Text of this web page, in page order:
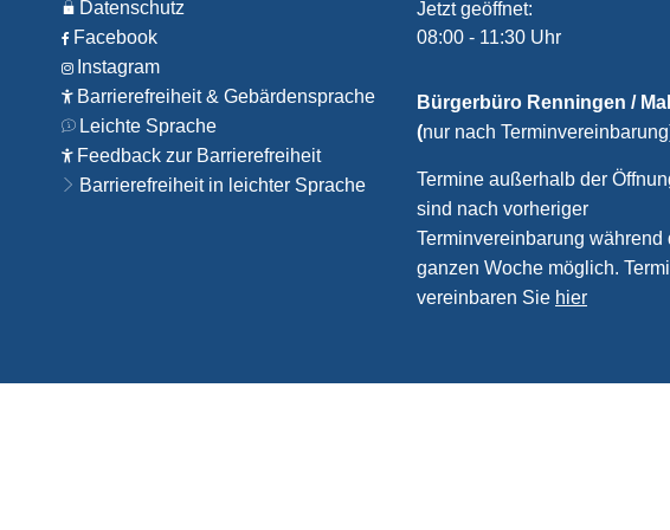
Datenschutz
Facebook
Instagram
Barrierefreiheit & Gebärdensprache
Leichte Sprache
Feedback zur Barrierefreiheit
Barrierefreiheit in leichter Sprache
Klicken, um weitere
Jetzt geöffnet:
08:00 - 11:30 Uhr
Bürgerbüro Renningen /
(nur nach
Termine außerhalb der
sind nach vorheriger
Terminvereinbarung während
ganzen Woche möglich.
vereinbaren Sie hier